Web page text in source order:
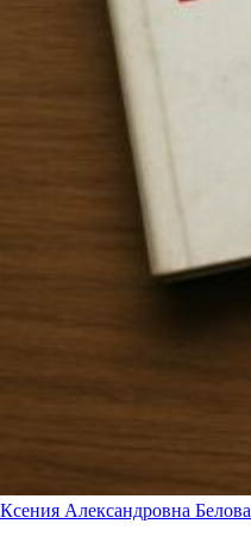
Ксения Александровна Белова